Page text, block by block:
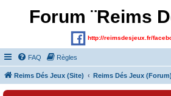
Forum ¨Reims
http://reimsdesjeux.fr/
FAQ Règles
Reims Dés Jeux (Site) Reims Dés Jeux (Forum)